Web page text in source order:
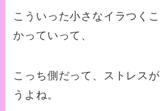
こういった小さなイラつく
かっていって、
こっち側だって、ストレス
うよね。